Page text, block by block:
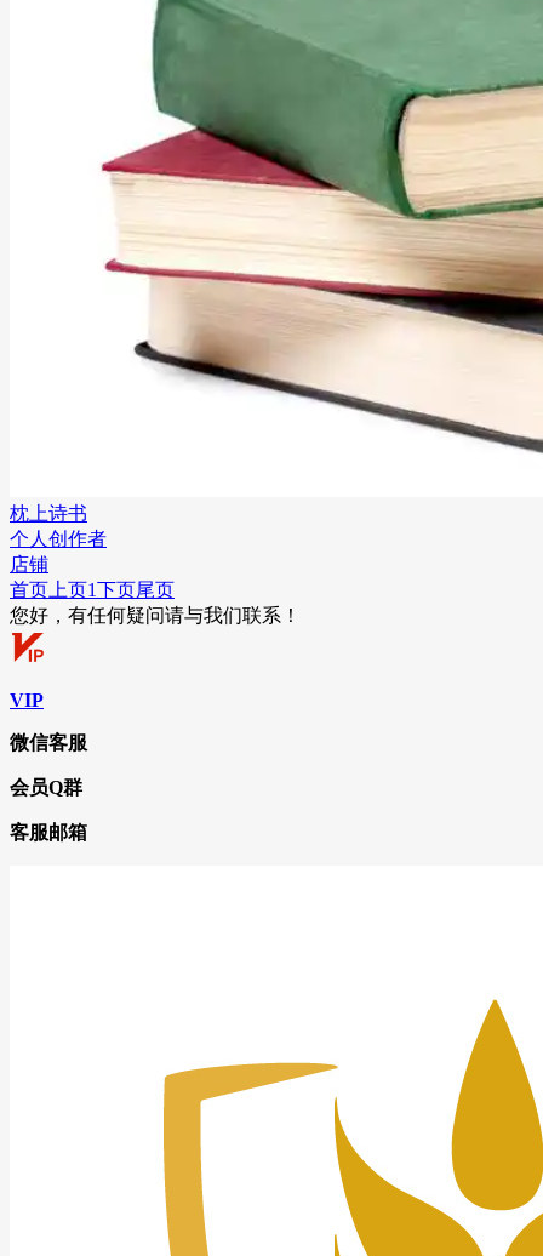
枕上诗书
个人创作者
店铺
首页 上页1下页尾页
您好，有任何疑问请与我们联系！
VIP
微信客服
会员Q群
客服邮箱